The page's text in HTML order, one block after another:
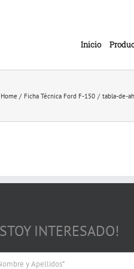
Inicio
Home Ficha Técnica Ford F-150 tabla-de-
INTERESADO!